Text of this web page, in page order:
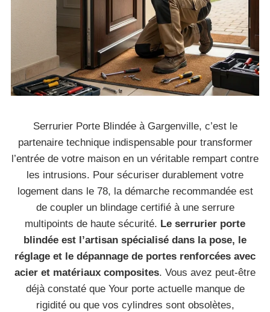
Serrurier Porte Blindée à Gargenville, c’est le
partenaire technique indispensable pour transformer
l’entrée de votre maison en un véritable rempart contre
les intrusions. Pour sécuriser durablement votre
logement dans le 78, la démarche recommandée est
de coupler un blindage certifié à une serrure
multipoints de haute sécurité. Le serrurier porte
blindée est l’artisan spécialisé dans la pose, le
réglage et le dépannage de portes renforcées avec
acier et matériaux composites. Vous avez peut-être
déjà constaté que Your porte actuelle manque de
rigidité ou que vos cylindres sont obsolètes,